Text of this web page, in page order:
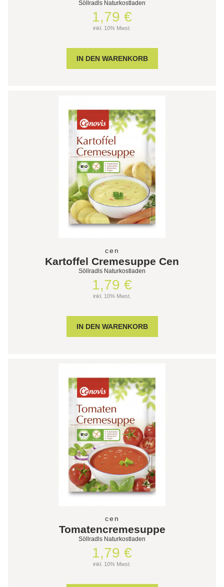
Söllradls Naturkostladen
1,79 €
inkl. 10% Mwst.
cen
Kartoffel Cremesuppe Cen
Söllradls Naturkostladen
1,79 €
inkl. 10% Mwst.
cen
Tomatencremesuppe
Söllradls Naturkostladen
1,79 €
inkl. 10% Mwst.